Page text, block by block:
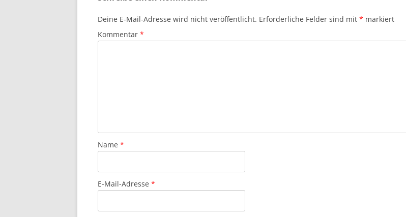
Deine E-Mail-Adresse wird nicht veröffentlicht. Erforderliche Felder sind mit * markiert
Kommentar *
Name *
E-Mail-Adresse *